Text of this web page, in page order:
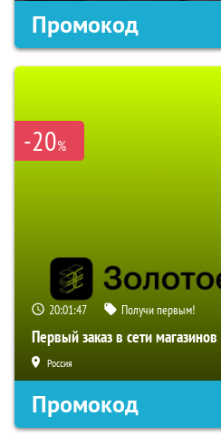
Промокод
-20%
20:01:47 Получи первым!
Первый заказ в сети
Россия
Промокод